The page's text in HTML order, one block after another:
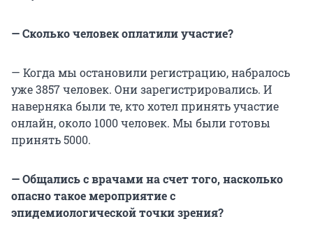
— Сколько человек оплатили участие?
— Когда мы остановили регистрацию, набралось
уже 3857 человек. Они зарегистрировались. И
наверняка были те, кто хотел принять участие
онлайн, около 1000 человек. Мы были готовы
принять 5000.
— Общались с врачами на счет того, насколько
опасно такое мероприятие с
эпидемиологической точки зрения?